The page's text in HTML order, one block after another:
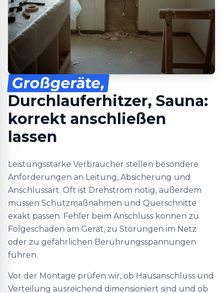
Großgeräte,
Durchlauferhitzer, Sauna:
korrekt anschließen
lassen
Leistungsstarke Verbraucher stellen besondere
Anforderungen an Leitung, Absicherung und
Anschlussart. Oft ist Drehstrom nötig, außerdem
müssen Schutzmaßnahmen und Querschnitte
exakt passen. Fehler beim Anschluss können zu
Folgeschäden am Gerät, zu Störungen im Netz
oder zu gefährlichen Berührungsspannungen
führen.
Vor der Montage prüfen wir, ob Hausanschluss und
Verteilung ausreichend dimensioniert sind und ob